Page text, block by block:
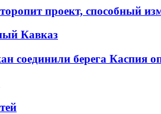
проект, способный
Кавказ
соединили берега Каспия